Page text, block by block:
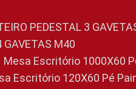
PEDESTAL 3
GAVETAS M40
Mesa Escritório 1000X60
Escritório 120X60 Pé